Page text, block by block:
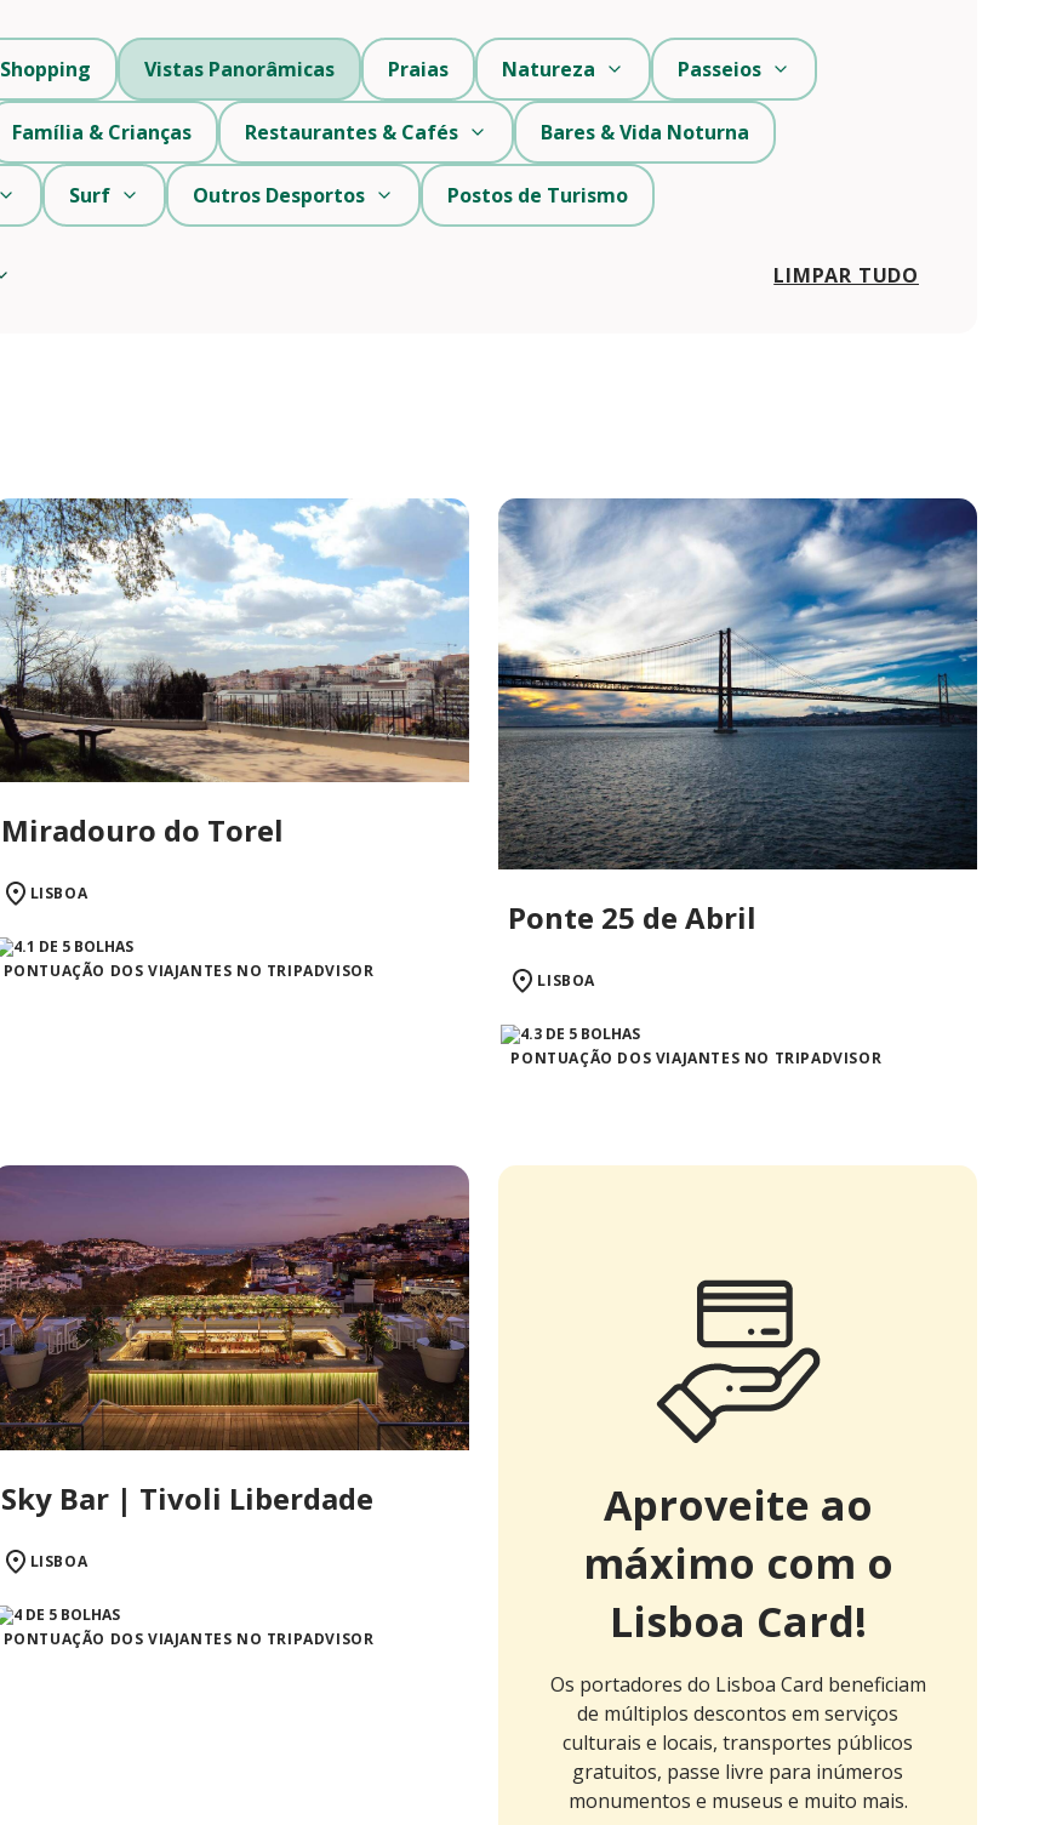
LIMPAR TUDO
Shopping Vistas Panorâmicas Praias Natureza Passeios
Família & Crianças Restaurantes & Cafés Bares & Vida Noturna
Surf Outros Desportos Postos de Turismo
Miradouro do Torel
LISBOA
PONTUAÇÃO DOS VIAJANTES NO TRIPADVISOR
Ponte 25 de Abril
LISBOA
PONTUAÇÃO DOS VIAJANTES NO TRIPADVISOR
Sky Bar | Tivoli Liberdade
LISBOA
PONTUAÇÃO DOS VIAJANTES NO TRIPADVISOR
Aproveite ao
máximo com o
Lisboa Card!
Os portadores do Lisboa Card beneficiam
de múltiplos descontos em serviços
culturais e locais, transportes públicos
gratuitos, passe livre para inúmeros
monumentos e museus e muito mais.